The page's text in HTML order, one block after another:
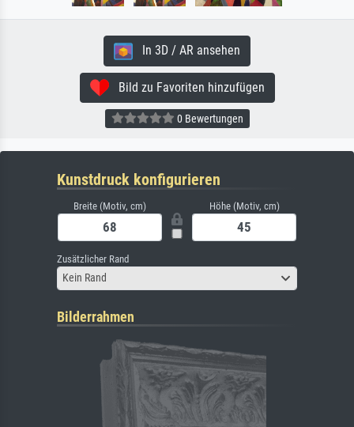
In 3D / AR ansehen
Bild zu Favoriten hinzufügen
0 Bewertungen
Kunstdruck konfigurieren
Breite (Motiv, cm) Höhe (Motiv, cm)
Zusätzlicher Rand
Kein Rand
Bilderrahmen